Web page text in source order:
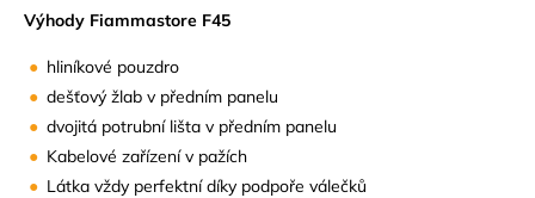
Výhody Fiammastore F45
hliníkové pouzdro
dešťový žlab v předním panelu
dvojitá potrubní lišta v předním panelu
Kabelové zařízení v pažích
Látka vždy perfektní díky podpoře válečků